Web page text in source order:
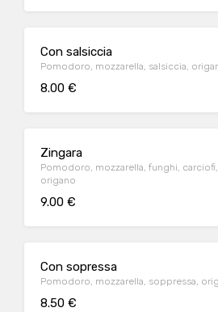
Con salsiccia
Pomodoro, mozzarella, salsiccia,
8.00 €
Zingara
Pomodoro, mozzarella, funghi,
origano
9.00 €
Con sopressa
Pomodoro, mozzarella, soppressa,
8.50 €